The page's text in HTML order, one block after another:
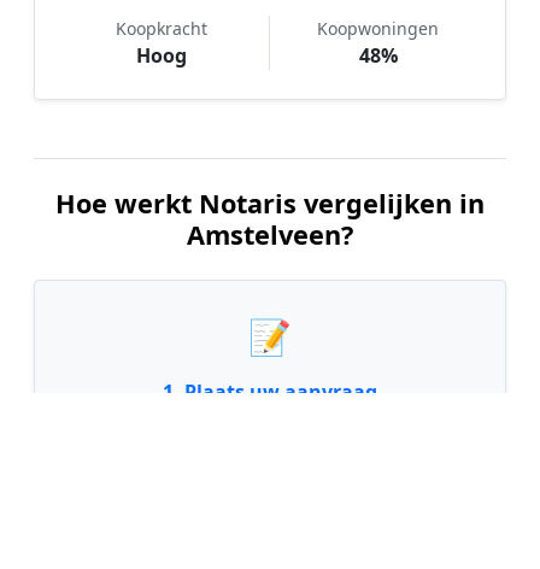
Koopkracht
Hoog
Koopwoningen
48%
Hoe werkt Notaris vergelijken in
Amstelveen?
📝
1. Plaats uw aanvraag